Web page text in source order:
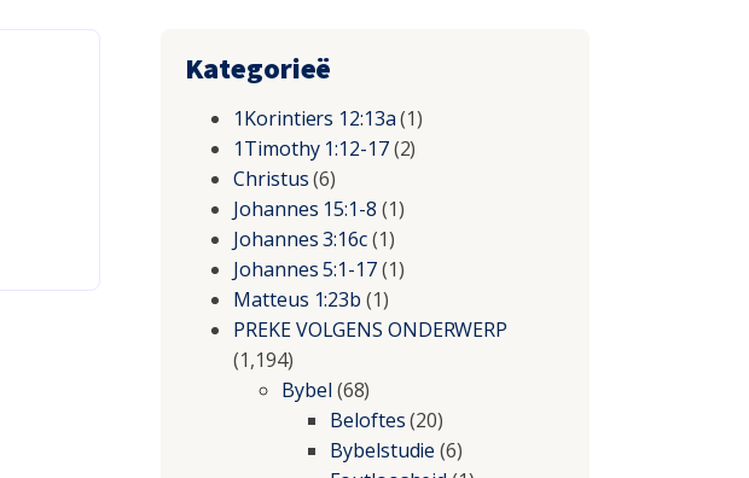
Kategorieë
1Korintiers 12:13a(1)
1Timothy 1:12-17(2)
Christus(6)
Johannes 15:1-8 (1)
Johannes 3:16c(1)
Johannes 5:1-17(1)
Matteus 1:23b (1)
PREKE VOLGENS ONDERWERP
(1,194)
Bybel (68)
Beloftes(20)
Bybelstudie (6)